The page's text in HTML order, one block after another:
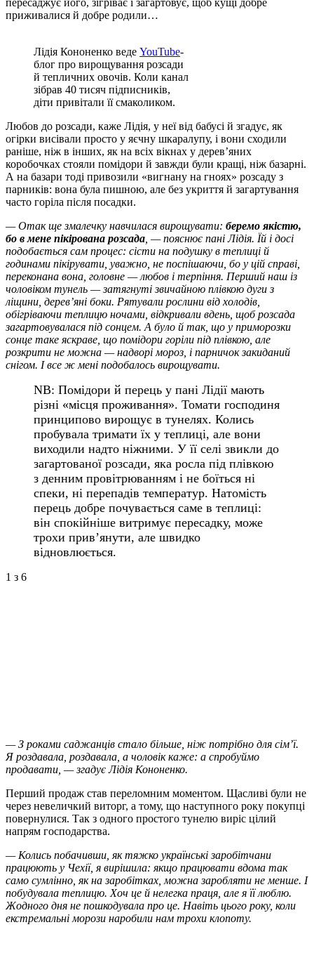
приживалися й добре родили…
Лідія Кононенко веде YouTube-
блог про вирощування розсади
й тепличних овочів. Коли канал
зібрав 40 тисяч підписників,
діти привітали її смаколиком.
Любов до розсади, каже Лідія, у неї від бабусі й згадує, як
огірки висівали просто у яєчну шкаралупу, і вони сходили
раніше, ніж в інших, як на всіх вікнах у дерев’яних
коробочках стояли помідори й завжди були кращі, ніж базарні.
А на базари тоді привозили «вигнану на гноях» розсаду з
парників: вона була пишною, але без укриття й загартування
часто горіла після посадки.
— Отак ще змалечку навчилася вирощувати: беремо якістю,
бо в мене пікірована розсада , — пояснює пані Лідія. Їй і досі
подобається сам процес: сісти на подушку в теплиці й
годинами пікірувати, уважно, не поспішаючи, бо у цій справі,
переконана вона, головне — любов і терпіння. Перший наш із
чоловіком тунель — затягнуті звичайною плівкою дуги з
ліщини, дерев’яні боки. Рятували рослини від холодів,
обігріваючи теплицю ночами, відкривали вдень, щоб розсада
загартовувалася під сонцем. А було й так, що у приморозки
сонце таке яскраве, що помідори горіли під плівкою, але
розкрити не можна — надворі мороз, і парничок закиданий
снігом. І все ж мені подобалось вирощувати.
NB: Помідори й перець у пані Лідії мають
різні «місця проживання». Томати господиня
принципово вирощує в тунелях. Колись
пробувала тримати їх у теплиці, але вони
виходили надто ніжними. У її селі звикли до
загартованої розсади, яка росла під плівкою
з денним провітрюванням і не боїться ні
спеки, ні перепадів температур. Натомість
перець добре почувається саме в теплиці:
він спокійніше витримує пересадку, може
трохи прив’янути, але швидко
відновлюється.
1 з 6
— З роками саджанців стало більше, ніж потрібно для сім’ї.
Я роздавала, роздавала, а чоловік каже: а спробуймо
продавати, — згадує Лідія Кононенко.
Перший продаж став переломним моментом. Щасливі були не
через невеличкий виторг, а тому, що наступного року покупці
повернулися. Так з одного простого тунелю виріс цілий
напрям господарства.
— Колись побачивши, як тяжко українські заробітчани
працюють у Чехії, я вирішила: якщо працювати вдома так
само сумлінно, як на заробітках, можна заробляти не менше. І
побудувала теплицю. Хоч це й нелегка праця, але я її люблю.
Жодного дня не пошкодувала про це. Навіть цього року, коли
екстремальні морози наробили нам трохи клопоту.